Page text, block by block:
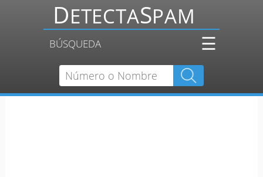
BÚSQUEDA ☰